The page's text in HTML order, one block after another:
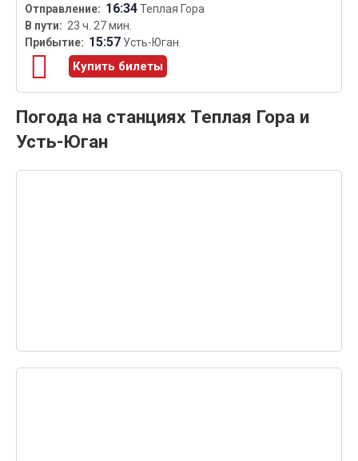
16:34Теплая Гора
23 ч. 27 мин.
15:57 Усть-Юган
Купить билеты
Погода на станциях Теплая Гора и
Усть-Юган